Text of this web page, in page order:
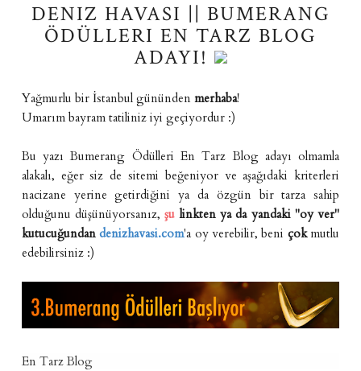
DENIZ HAVASI || BUMERANG
ÖDÜLLERI EN TARZ BLOG
ADAYI!
Yağmurlu bir İstanbul gününden merhaba!
Umarım bayram tatiliniz iyi geçiyordur :)
Bu yazı Bumerang Ödülleri En Tarz Blog adayı olmamla
alakalı, eğer siz de sitemi beğeniyor ve aşağıdaki kriterleri
nacizane yerine getirdiğini ya da özgün bir tarza sahip
olduğunu düşünüyorsanız,şu linkten ya da yandaki "oy ver"
kutucuğundan denizhavasi.com'a oy verebilir, beni çok mutlu
edebilirsiniz :)
En Tarz Blog